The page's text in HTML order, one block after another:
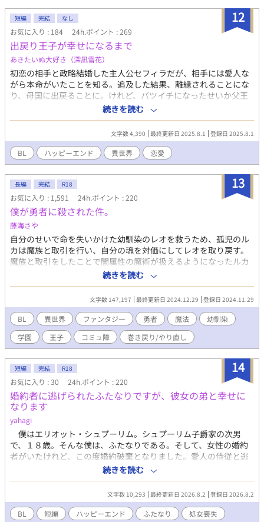
み、受け入れる。 穏やかな生活を送るため…。 そして何より、嫁
入りに付いてきてくれた、シエルにとっては『家族』とも呼べ
る、大切な使用人達のために……。
〜〜〜〜〜〜〜〜〜〜〜〜〜〜〜 ✻初の異世界です。 ✻オメガバ
ース(独自設定有)の設定をお借りしています。 ✻主人公・シエル
は初めは不憫な状況にありますが、彼を助け出す救世主は必ず現
れます。シエルは幸せになるハッピーエンドです。 ✻ご都合展開
には、どうかお目溢しを…。 ✻男性妊娠出産有り。苦手な方はこ
のまま読まずに閉じてください。 ✻不定期更新。完結保証。
12
短編 完結 なし
お気に入り : 184 24h.ポイント : 269
出戻り王子が幸せになるまで
あきたいぬ大好き（深凪雪花）
初恋の相手と政略結婚した主人公セフィラだが、相手には愛人な
がら本命がいたことを知る。追及した結果、離縁されることにな
り、母国に出戻ることに。けれど、バツイチになったせいか父王
に厄介払いされ、後宮から追い出されてしまう。王都の下町で暮
らし始めるが、ふと訪れた先の母校で幼馴染であるフレンシスと
再会。事情を話すと、突然求婚される。 一途な幼馴染×強がり出
戻り王子のお話です。 ※他サイトにも掲載しております。
続きを読む
文字数 4,390 最終更新日 2025.8.1 登録日 2025.8.1
BL ハッピーエンド 異世界 恋愛
13
長編 完結 R18
お気に入り : 1,591 24h.ポイント : 220
僕が勇者に殺された件。
藤海さや
自分のせいで命を失いかけた幼馴染のレオを救うため、孤児のル
カは魔族と取引を行い、自分の魂を対価にしてレオを取り戻す。
魔族と取引をしたことで闇属性の魔術が扱えるようになったルカ
は、その事実を隠し、勇者となったレオと共に旅を続けていた
が、旅の途中で過去に魔族と取引をしたことをレオに知られてし
まい、裏切り者としてレオに殺されてしまう。 死後、魂は取引し
た魔族に捧げるはずが、何故かルカは再び目覚め、魔族と取引す
る前の子どもの頃に戻っていた。不審に思いながらも、最初の人
生の記憶があるルカは、レオの死を回避する行動をとる。 ◇主人
公は他人との交流が苦手で、自己決定が出来ないコミュ障の子で
す。 ◇テキトー設定。R18は番外編のみ。ざまあ要素はありませ
ん。 ◇ノアのその後の話→「婚約者の王子様に愛人がいるらしい
が、ペットを探すのに忙しいので放っておいてくれ。」
続きを読む
文字数 147,197 最終更新日 2024.12.29 登録日 2024.11.29
BL 異世界 ファンタジー 勇者 魔法
幼馴染
学園
王子 コミュ障 巻き戻り/やり直し
14
短編 完結 R18
お気に入り : 30 24h.ポイント : 220
婚約者に逃げられたふたなりですが、彼女の弟と幸せに
なります
yahagi
僕はエリオット・シュプーリム。シュプーリム子爵家の次男
で、１８歳。そんな僕は、ふたなりである。そして、女性の婚約
者がいたけれど、この度婚約破棄となりました。愛人の侍従と逃
げてしまったんだって。そこにやってきたのは、彼女の弟だっ
た。※ムーンライトノベルズ様にも掲載しています。
続きを読む
文字数 10,293 最終更新日 2026.8.2 登録日 2026.8.2
BL 短編 ハッピーエンド ふたなり 処女喪失